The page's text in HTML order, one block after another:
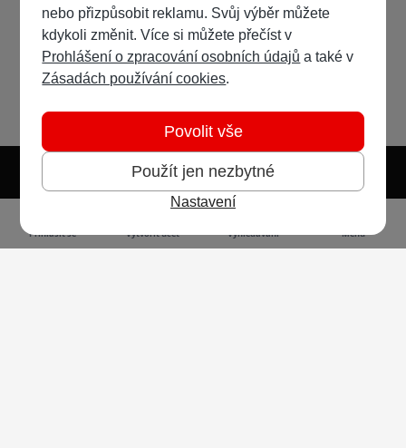
Světlý režim Předvolba systému
Přihlásit se Vytvořit účet Vyhledávání Menu
nebo přizpůsobit reklamu. Svůj výběr můžete
kdykoli změnit. Více si můžete přečíst v
Prohlášení o zpracování osobních údajů a také v
Zásadách používání cookies.
Použít jen nezbytné
Povolit vše
Nastavení